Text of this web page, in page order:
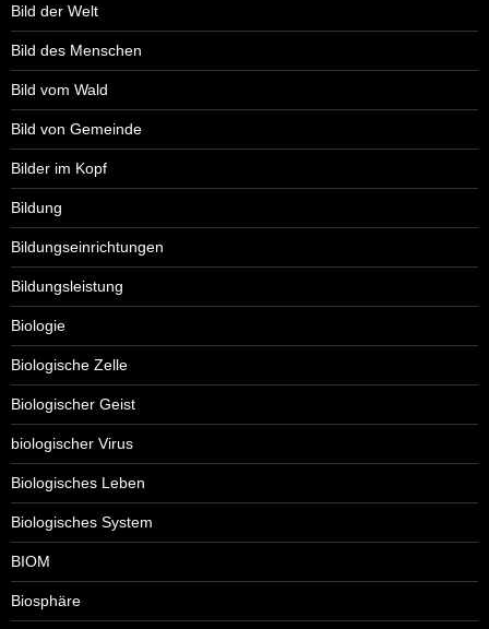
Bild der Welt
Bild des Menschen
Bild vom Wald
Bild von Gemeinde
Bilder im Kopf
Bildung
Bildungseinrichtungen
Bildungsleistung
Biologie
Biologische Zelle
Biologischer Geist
biologischer Virus
Biologisches Leben
Biologisches System
BIOM
Biosphäre